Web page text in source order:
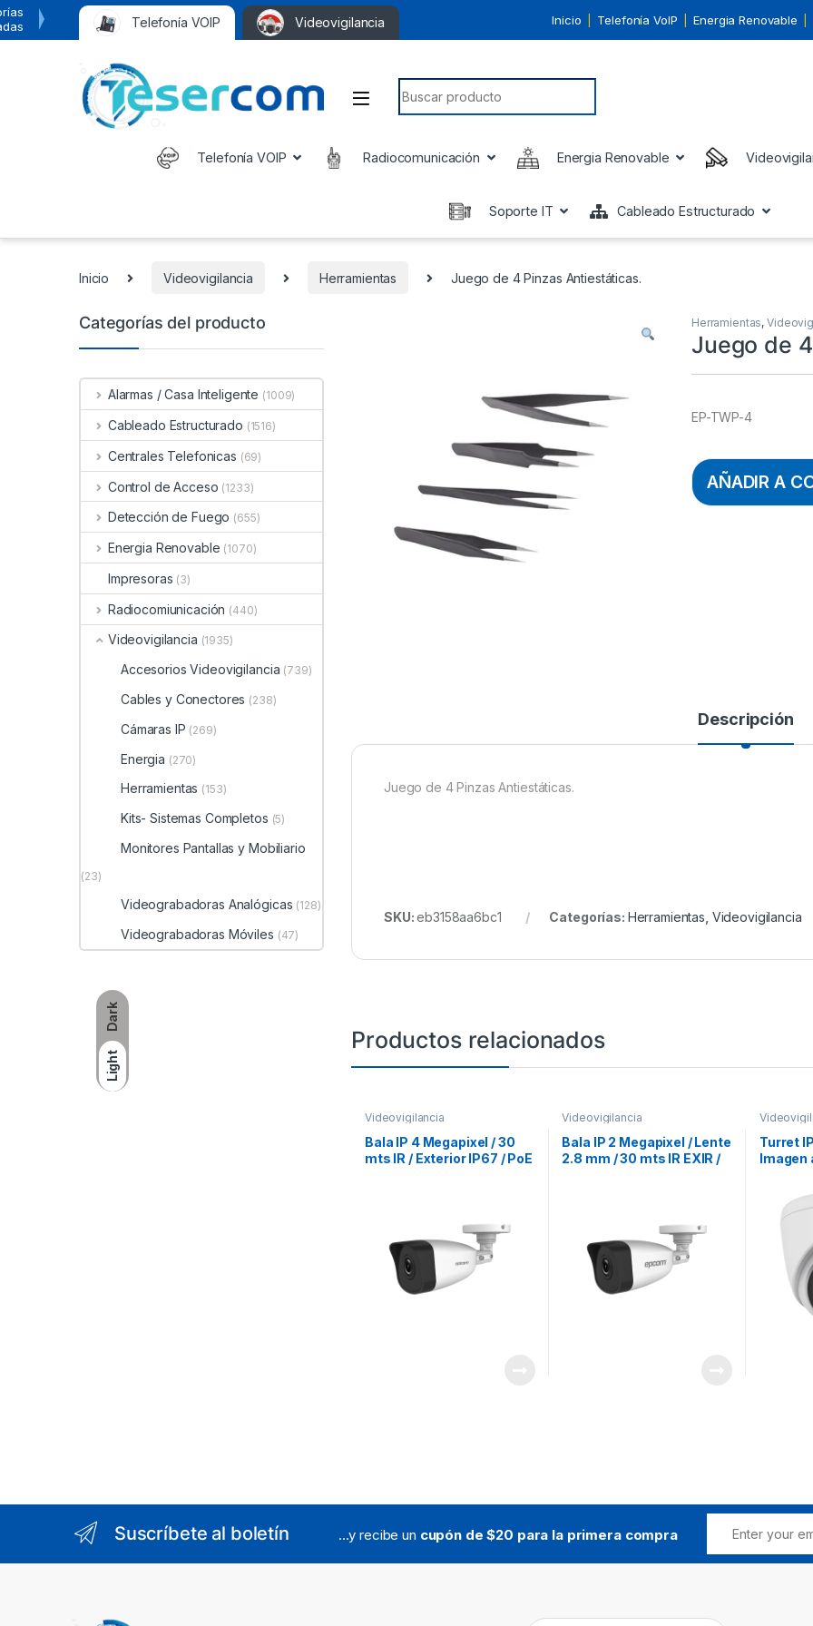
Dark
Light
Telefonía VOIP Videovigilancia Inicio Telefonía VoIP Energia Renovable
Search for:
Telefonía VOIP Radiocomunicación Energia Renovable
Soporte IT Cableado Estructurado
Inicio Videovigilancia Herramientas Juego de 4 Pinzas Antiestáticas.
Herramientas,
Juego de
EP-TWP-4
AÑADIR A
Descripción
Juego de 4 Pinzas Antiestáticas.
SKU:eb3158aa6bc1 Categorías: Herramientas Videovigilancia
Productos relacionados
Videovigilancia
Bala IP 4 Megapixel / 30
mts IR / Exterior IP67 / PoE
Videovigilancia
Bala IP 2 Megapixel / Lente
2.8 mm / 30 mts IR EXIR /
Turret
Imagen
30 mts
dWDR
Categorías del producto
Alarmas / Casa Inteligente (1009)
Cableado Estructurado (1516)
Centrales Telefonicas (69)
Control de Acceso (1233)
Detección de Fuego (655)
Energia Renovable (1070)
Impresoras (3)
Radiocomiunicación (440)
Videovigilancia (1935)
Accesorios Videovigilancia (739)
Cables y Conectores (238)
Cámaras IP (269)
Energia (270)
Herramientas (153)
Kits- Sistemas Completos (5)
Monitores Pantallas y Mobiliario
(23)
Videograbadoras Analógicas (128)
Videograbadoras Móviles (47)
Suscríbete al boletín ...y recibe un cupón de $20 para la primera compra